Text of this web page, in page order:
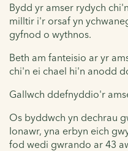
Bydd yr amser rydych
milltir i'r orsaf yn
gyfnod o wythnos.
Beth am fanteisio ar yr
chi'n ei chael hi'n anodd
Gallwch ddefnyddio'r
Os byddwch yn dechrau
Ionawr, yna erbyn eich
fod wedi gwrando ar 43